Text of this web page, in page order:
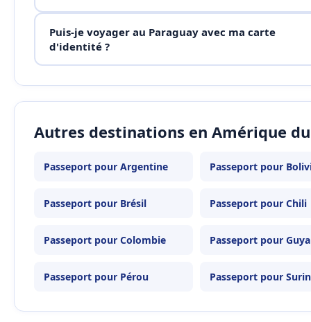
Puis-je voyager au Paraguay avec ma carte
d'identité ?
Autres destinations en Amérique
Passeport pour Argentine Passeport pour
Passeport pour Brésil Passeport pour Chili
Passeport pour Colombie Passeport pour
Passeport pour Pérou Passeport pour